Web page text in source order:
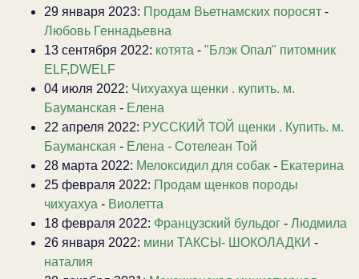
29 января 2023: Продам Вьетнамских поросят -
Любовь Геннадьевна
13 сентября 2022: котята - "Блэк Опал" питомник
ELF,DWELF
04 июля 2022: Чихуахуа щенки . купить. м.
Бауманская - Елена
22 апреля 2022: РУССКИЙ ТОЙ щенки . Купить. м.
Бауманская - Елена - Сотелеан Той
28 марта 2022: Мелоксидил для собак - Екатерина
25 февраля 2022: Продам щенков породы
чихуахуа - Виолетта
18 февраля 2022: Французский бульдог - Людмила
26 января 2022: мини ТАКСЫ- ШОКОЛАДКИ -
наталия